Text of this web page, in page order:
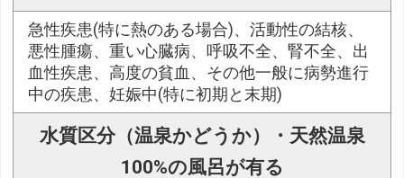
急性疾患(特に熱のある場合)、活動性の結核、
悪性腫瘍、重い心臓病、呼吸不全、腎不全、出
血性疾患、高度の貧血、その他一般に病勢進行
中の疾患、妊娠中(特に初期と末期)
水質区分（温泉かどうか）・天然温泉
100%の風呂が有る